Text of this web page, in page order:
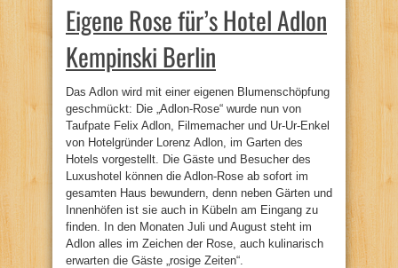
Eigene Rose für’s Hotel Adlon
Kempinski Berlin
Das Adlon wird mit einer eigenen Blumenschöpfung
geschmückt: Die „Adlon-Rose“ wurde nun von
Taufpate Felix Adlon, Filmemacher und Ur-Ur-Enkel
von Hotelgründer Lorenz Adlon, im Garten des
Hotels vorgestellt. Die Gäste und Besucher des
Luxushotel können die Adlon-Rose ab sofort im
gesamten Haus bewundern, denn neben Gärten und
Innenhöfen ist sie auch in Kübeln am Eingang zu
finden. In den Monaten Juli und August steht im
Adlon alles im Zeichen der Rose, auch kulinarisch
erwarten die Gäste „rosige Zeiten“.